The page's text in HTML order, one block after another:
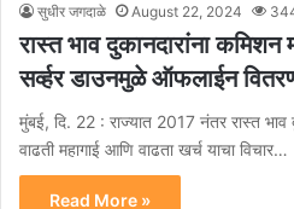
सुधीर जगदाळे August 22, 2024
रास्त भाव दुकानदारांना कमिशन
सर्व्हर डाउनमुळे ऑफलाईन
मुंबई, दि. 22 : राज्यात 2017 नंतर रास्त भाव
वाढती महागाई आणि वाढता खर्च याचा विचार…
Read More »